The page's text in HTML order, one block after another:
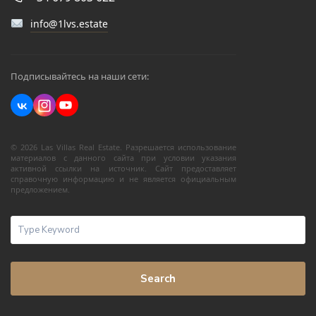
info@1lvs.estate
Подписывайтесь на наши сети:
© 2026 Las Villas Real Estate. Разрешается использование
материалов с данного сайта при условии указания
активной ссылки на источник. Сайт предоставляет
справочную информацию и не является официальным
предложением.
Search